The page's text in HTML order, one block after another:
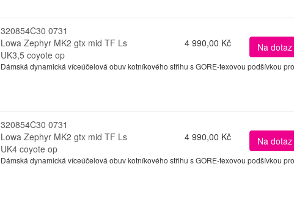
320854C30 0731
Lowa Zephyr MK2 gtx mid TF Ls
UK3,5 coyote op
4 990,00 Kč Na dotaz
Dámská dynamická víceúčelová obuv kotníkového střihu s GORE-texovou podšívkou
320854C30 0731
Lowa Zephyr MK2 gtx mid TF Ls
UK4 coyote op
4 990,00 Kč Na dotaz
Dámská dynamická víceúčelová obuv kotníkového střihu s GORE-texovou podšívkou